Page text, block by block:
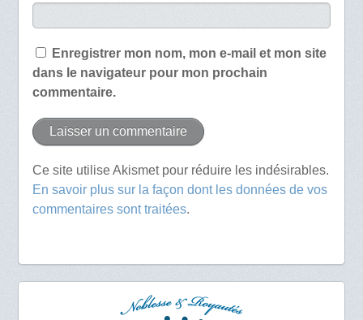
Enregistrer mon nom, mon e-mail et mon site
dans le navigateur pour mon prochain
commentaire.
Ce site utilise Akismet pour réduire les indésirables.
En savoir plus sur la façon dont les données de vos
commentaires sont traitées.